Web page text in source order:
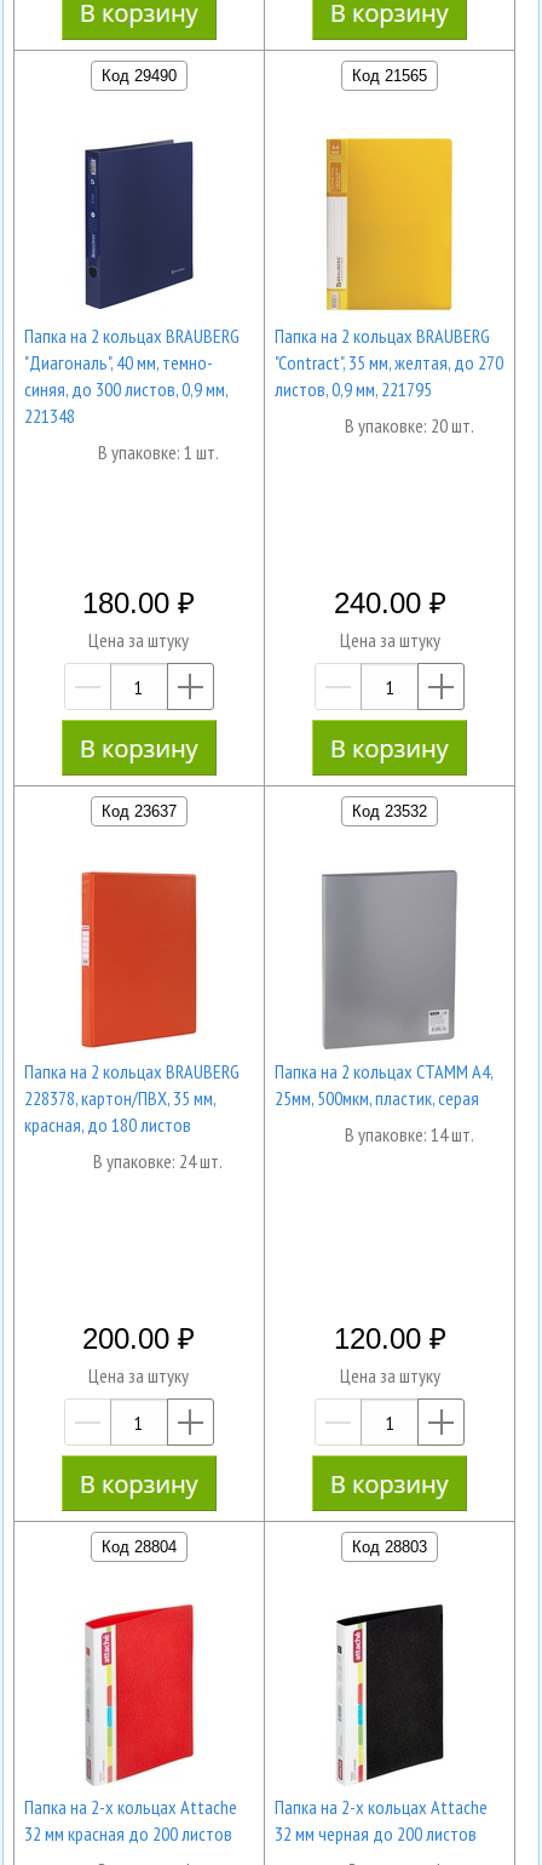
Код 29490
Папка на 2 кольцах BRAUBERG
"Диагональ", 40 мм, темно-
синяя, до 300 листов, 0,9 мм,
221348
В упаковке: 1 шт.
180.00
Цена за штуку
—
Код 21565
Папка на 2 кольцах BRAUBERG
"Contract", 35 мм, желтая, до 270
листов, 0,9 мм, 221795
В упаковке: 20 шт.
240.00
Цена за штуку
—
Код 23637
Папка на 2 кольцах BRAUBERG
228378, картон/ПВХ, 35 мм,
красная, до 180 листов
В упаковке: 24 шт.
200.00
Цена за штуку
—
Код 23532
Папка на 2 кольцах СТАММ А4,
25мм, 500мкм, пластик, серая
В упаковке: 14 шт.
120.00
Цена за штуку
—
Код 28804
Папка на 2-х кольцах Attache
32 мм красная до 200 листов
Код 28803
Папка на 2-х кольцах Attache
32 мм черная до 200 листов